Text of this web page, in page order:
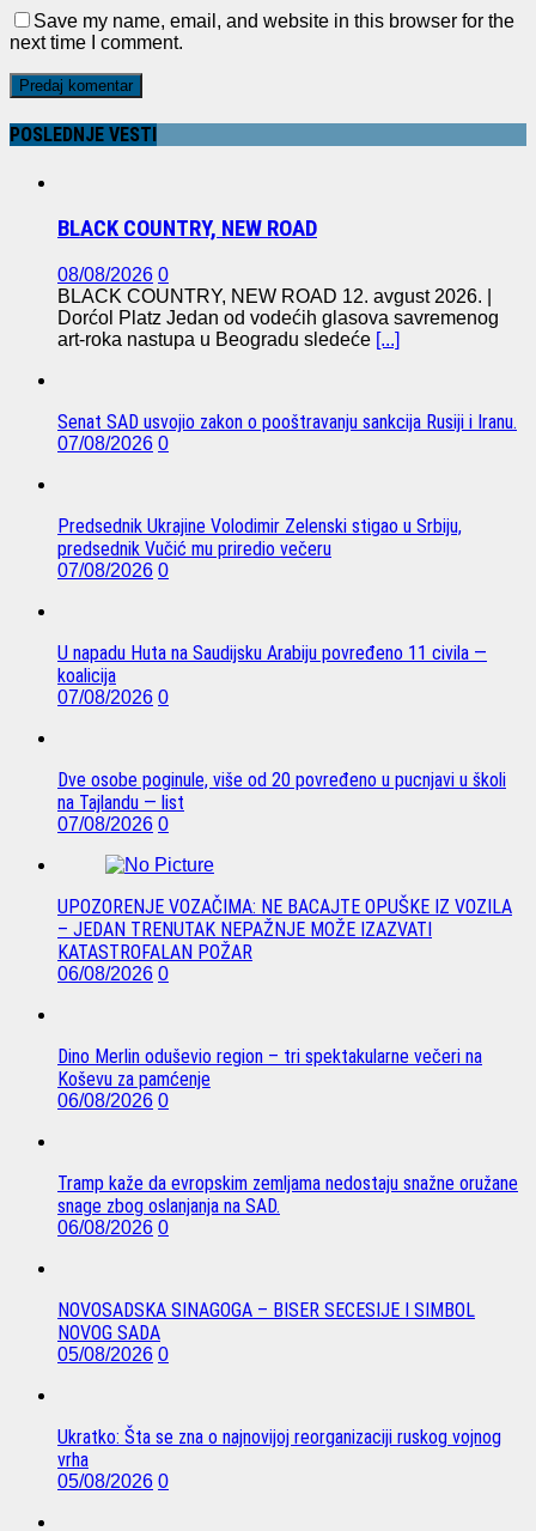
Save my name, email, and website in this browser for the
next time I comment.
POSLEDNJE VESTI
BLACK COUNTRY, NEW ROAD
08/08/2026 0
BLACK COUNTRY, NEW ROAD 12. avgust 2026. |
Dorćol Platz Jedan od vodećih glasova savremenog
art-roka nastupa u Beogradu sledeće [...]
Senat SAD usvojio zakon o pooštravanju sankcija Rusiji i Iranu.
07/08/2026 0
Predsednik Ukrajine Volodimir Zelenski stigao u Srbiju,
predsednik Vučić mu priredio večeru
07/08/2026 0
U napadu Huta na Saudijsku Arabiju povređeno 11 civila —
koalicija
07/08/2026 0
Dve osobe poginule, više od 20 povređeno u pucnjavi u školi
na Tajlandu — list
07/08/2026 0
UPOZORENJE VOZAČIMA: NE BACAJTE OPUŠKE IZ VOZILA
– JEDAN TRENUTAK NEPAŽNJE MOŽE IZAZVATI
KATASTROFALAN POŽAR
06/08/2026 0
Dino Merlin oduševio region – tri spektakularne večeri na
Koševu za pamćenje
06/08/2026 0
Tramp kaže da evropskim zemljama nedostaju snažne oružane
snage zbog oslanjanja na SAD.
06/08/2026 0
NOVOSADSKA SINAGOGA – BISER SECESIJE I SIMBOL
NOVOG SADA
05/08/2026 0
Ukratko: Šta se zna o najnovijoj reorganizaciji ruskog vojnog
vrha
05/08/2026 0